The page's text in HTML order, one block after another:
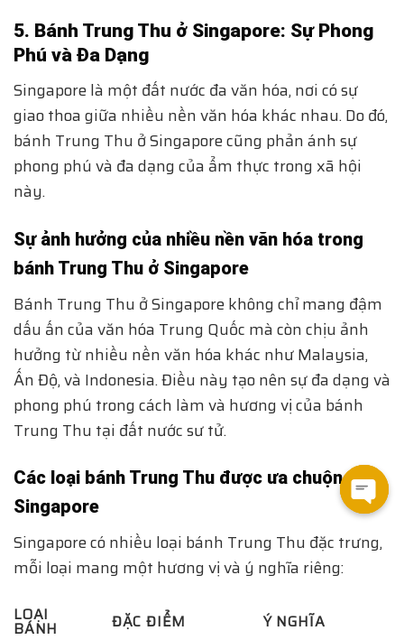
5. Bánh Trung Thu ở Singapore: Sự Phong
Phú và Đa Dạng
Singapore là một đất nước đa văn hóa, nơi có sự
giao thoa giữa nhiều nền văn hóa khác nhau. Do đó,
bánh Trung Thu ở Singapore cũng phản ánh sự
phong phú và đa dạng của ẩm thực trong xã hội
này.
Sự ảnh hưởng của nhiều nền văn hóa trong
bánh Trung Thu ở Singapore
Bánh Trung Thu ở Singapore không chỉ mang đậm
dấu ấn của văn hóa Trung Quốc mà còn chịu ảnh
hưởng từ nhiều nền văn hóa khác như Malaysia,
Ấn Độ, và Indonesia. Điều này tạo nên sự đa dạng và
phong phú trong cách làm và hương vị của bánh
Trung Thu tại đất nước sư tử.
Các loại bánh Trung Thu được ưa chuộng tại
Singapore
Singapore có nhiều loại bánh Trung Thu đặc trưng,
mỗi loại mang một hương vị và ý nghĩa riêng:
LOẠI
BÁNH ĐẶC ĐIỂM Ý NGHĨA